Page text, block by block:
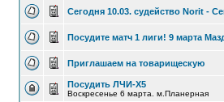
Сегодня 10.03. судейство Norit -
Посудите матч 1 лиги! 9 марта
Приглашаем на товарищескую
Посудить ЛЧИ-Х5
Воскресенье 6 марта. м.Планерная